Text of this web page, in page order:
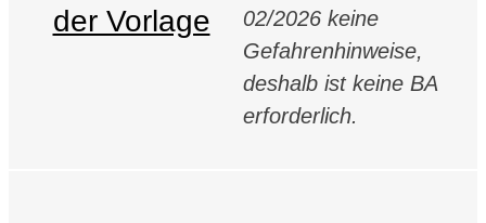
der Vorlage
02/2026 keine
Gefahrenhinweise,
deshalb ist keine BA
erforderlich.